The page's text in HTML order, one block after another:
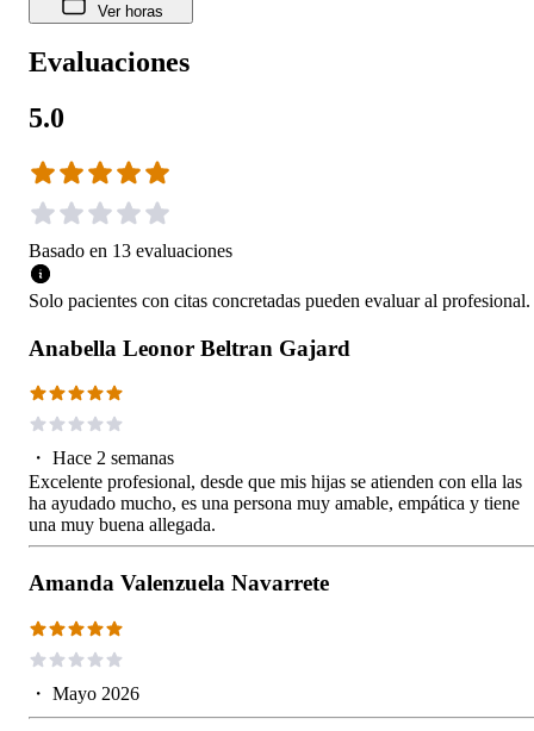
Ver horas
Evaluaciones
5.0
Basado en 13 evaluaciones
Solo pacientes con citas concretadas pueden evaluar al profesional.
Anabella Leonor Beltran Gajard
・ Hace 2 semanas
Excelente profesional, desde que mis hijas se atienden con ella las
ha ayudado mucho, es una persona muy amable, empática y tiene
una muy buena allegada.
Amanda Valenzuela Navarrete
・ Mayo 2026